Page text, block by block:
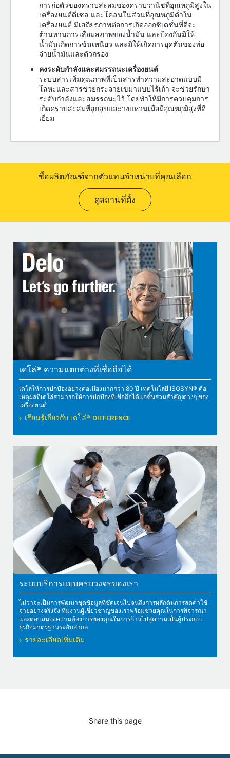
การก่อตัวของคราบสะสมของคราบวานิชที่อุณหภูมิสูงใน
เครื่องยนต์ดีเซล และโคลนในส่วนที่อุณหภูมิต่ำใน
เครื่องยนต์ มีเสถียรภาพต่อการเกิดออกซิเดชั่นที่ดีจะ
ต้านทานการเสื่อมสภาพของน้ำมัน และป้องกันมิให้
น้ำมันเกิดการข้นเหนียว และมิให้เกิดการอุดตันของท่อ
จ่ายน้ำมันและตัวกรอง
คงระดับกำลังและสมรรถนะเครื่องยนต์
ระบบสารเพิ่มคุณภาพที่เป็นสารทำความสะอาดแบบมี
โลหะและสารช่วยกระจายเขม่าแบบไร้เถ้า จะช่วยรักษา
ระดับกำลังและสมรรถนะไว้ โดยทำให้มีการควบคุมการ
เกิดคราบสะสมที่ลูกสูบและวงแหวนเมื่อมีอุณหภูมิสูงที่ดี
เยี่ยม
ซื้อผลิตภัณฑ์จากตัวแทนจำหน่ายที่คุณเลือก
ดูสถานที่ตั้ง
เดโล่® ความแตกต่างที่เชื่อถือได้
เดโล่ให้การปกป้องอย่างต่อเนื่องมากกว่า 80 ปี เทคโนโลยี ISOSYN® คือ
เหตุผลที่เดโล่สามารถให้การปกป้องที่เชื่อถือได้แก่ชิ้นส่วนสำคัญต่างๆ ของ
เครื่องยนต์
เรียนรู้เกี่ยวกับ เดโล่® DIFFERENCE
ระบบบริการแบบครบวงจรของเรา
ไม่ว่าจะเป็นการพัฒนาชุดข้อมูลที่ชัดเจนไปจนถึงการผลักดันการลดค่าใช้
จ่ายอย่างจริงจัง ทีมงานผู้เชี่ยวชาญของเราพร้อมช่วยคุณในการพิจารณา
และตอบสนองความต้องการของคุณในการก้าวไปสู่ความเป็นผู้ประกอบ
ธุรกิจมาตรฐานระดับสากล
รายละเอียดเพิ่มเติม
Share this page